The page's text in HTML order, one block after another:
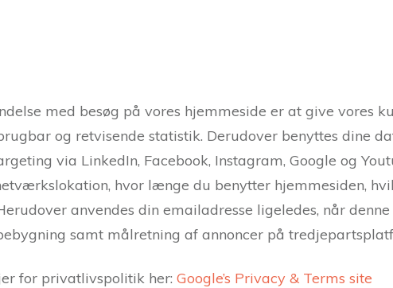
med besøg på vores hjemmeside er at give vores
og retvisende statistik. Derudover benyttes dine
via LinkedIn, Facebook, Instagram, Google og
hvor længe du benytter hjemmesiden,
anvendes din emailadresse ligeledes, når
samt målretning af annoncer på
for privatlivspolitik her: Google’s Privacy & Terms site